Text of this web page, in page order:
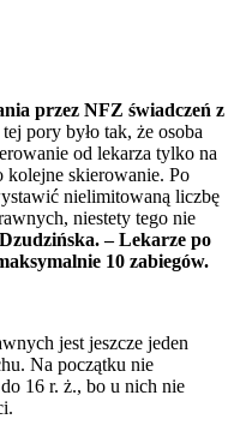
przez NFZ świadczeń z
pory było tak, że osoba
od lekarza tylko na
kolejne skierowanie. Po
nielimitowaną liczbę
niestety tego nie
– Lekarze po
10 zabiegów.
jest jeszcze jeden
Na początku nie
16 r. ż., bo u nich nie